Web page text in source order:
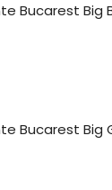
Bucarest Big
Bucarest Big